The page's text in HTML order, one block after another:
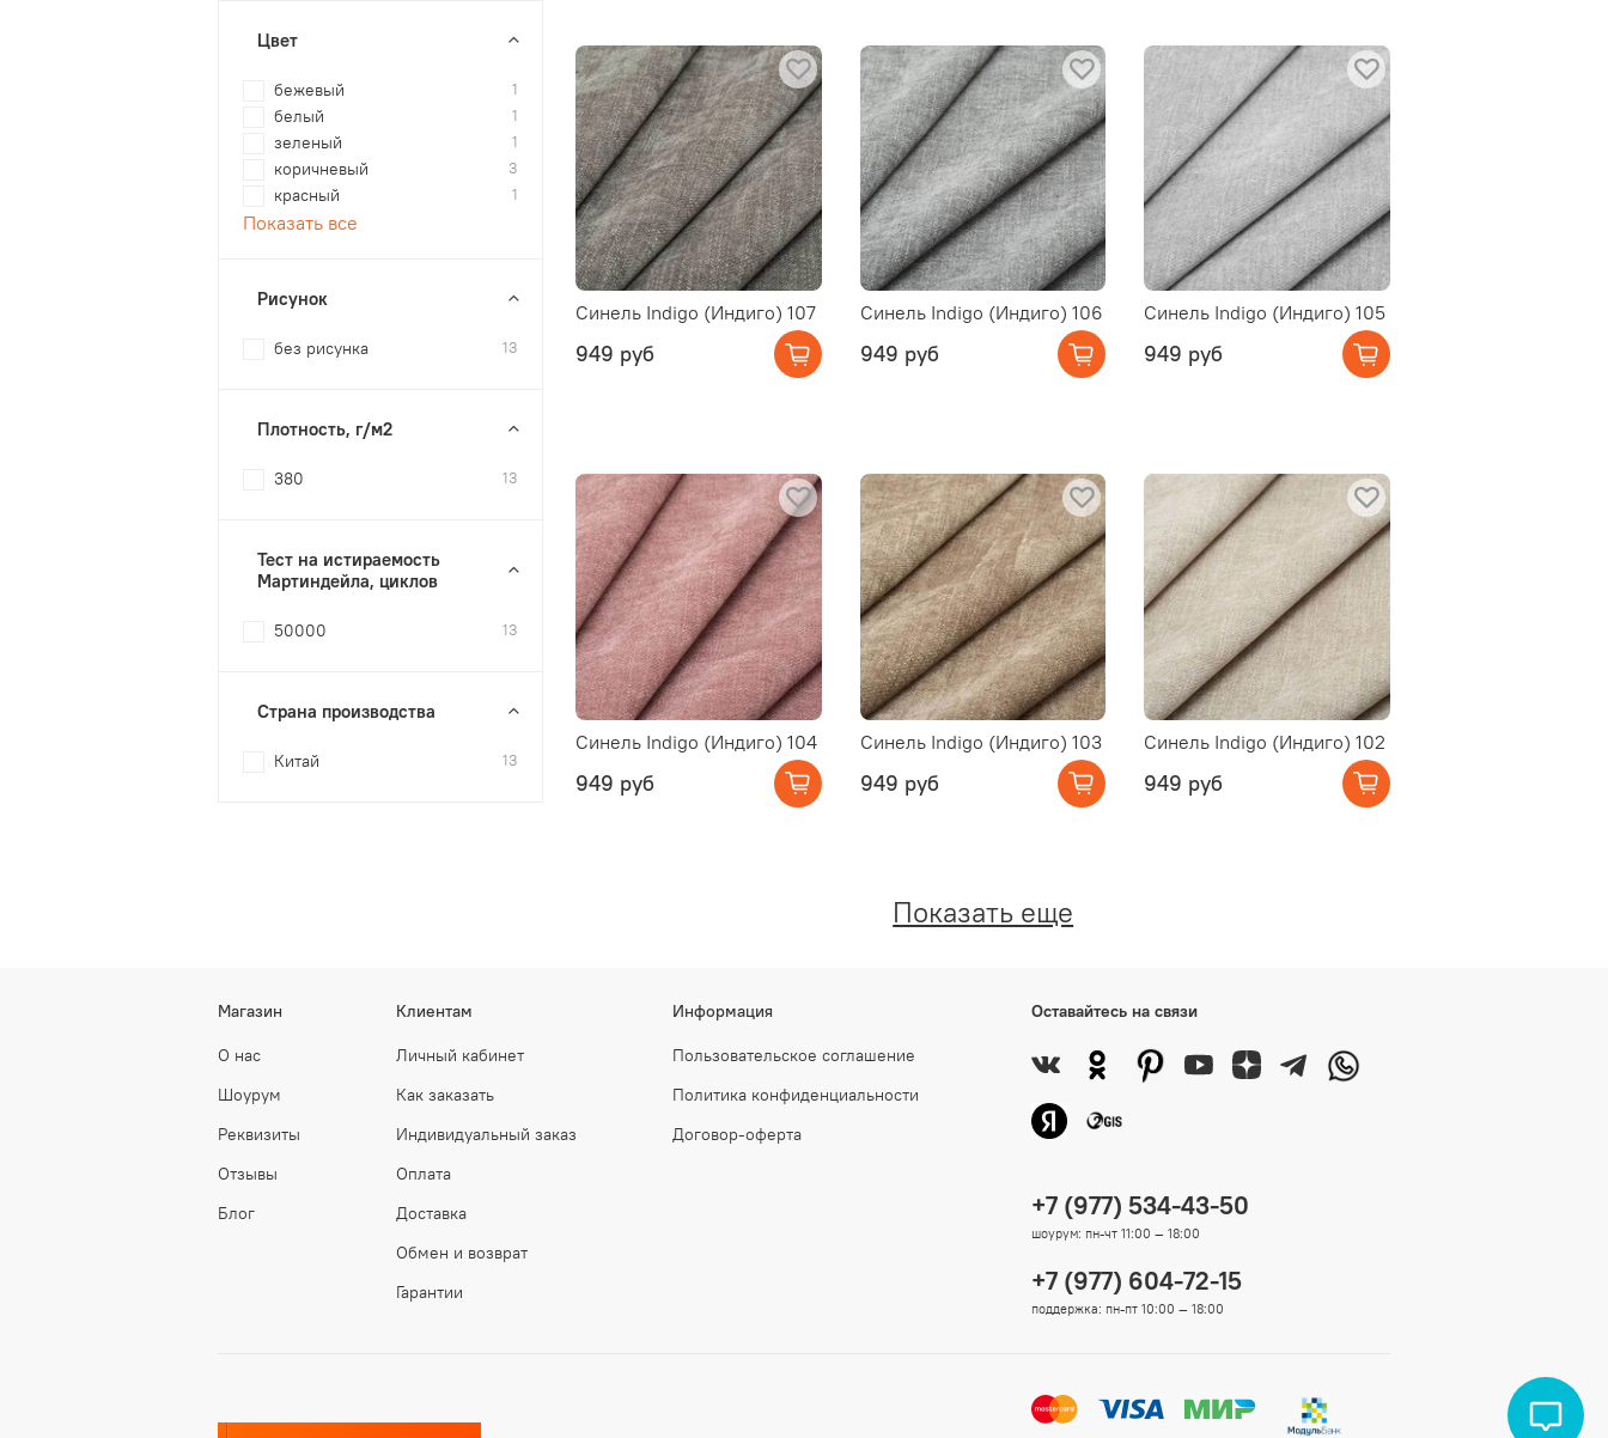
Синель Indigo (Индиго) 107
949 руб
Синель Indigo (Индиго) 106
949 руб
Синель Indigo (Индиго) 105
949 руб
Синель Indigo (Индиго) 104
949 руб
Синель Indigo (Индиго) 103
949 руб
Синель Indigo (Индиго) 102
949 руб
Показать еще
Цвет
бежевый 1
белый 1
зеленый 1
коричневый 3
красный 1
Показать все
Рисунок
без рисунка 13
Плотность, г/м2
380 13
Тест на истираемость
Мартиндейла, циклов
50000 13
Страна производства
Китай 13
Магазин
О нас
Шоурум
Реквизиты
Отзывы
Блог
Клиентам
Личный кабинет
Как заказать
Индивидуальный заказ
Оплата
Доставка
Обмен и возврат
Гарантии
Информация
Пользовательское соглашение
Политика конфиденциальности
Договор-оферта
Оставайтесь на связи
+7 (977) 534-43-50
шоурум: пн-чт 11:00 — 18:00
+7 (977) 604-72-15
поддержка: пн-пт 10:00 — 18:00